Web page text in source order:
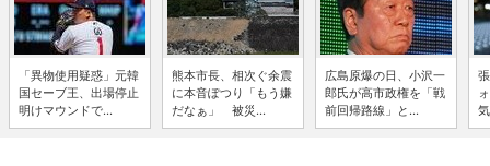
「異物使用疑惑」元韓
国セーブ王、出場停止
明けマウンドで...
熊本市長、相次ぐ余震
に本音ぽつり「もう嫌
だなぁ」 被災...
広島原爆の日、小沢一
郎氏が高市政権を「戦
前回帰路線」と...